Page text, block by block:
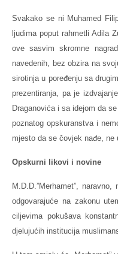
Svakako se ni Muhamed
ljudima poput rahmetli Adila
ove sasvim skromne
navedenih, bez obzira na
sirotinja u poređenju sa
prezentiranja, pa je
Draganovića i sa idejom da
poznatog opskuranstva i
mjesto da se čovjek nađe,
Opskurni likovi i novine
M.D.D.”Merhamet”,
odgovarajuće na zakonu
ciljevima pokušava
djelujućih institucija